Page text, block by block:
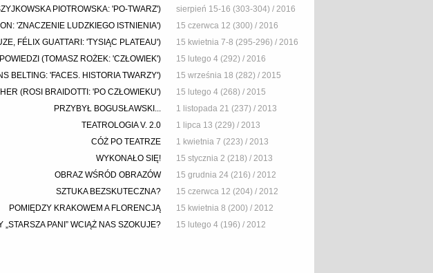
PIOTROWSKA: 'PO-TWARZ')
sierpień 15-16 (303-304) / 2016
'ZNACZENIE LUDZKIEGO ISTNIENIA')
15 czerwca 12 (300) / 2016
FÉLIX GUATTARI: 'TYSIĄC PLATEAU')
15 kwietnia 7-8 (295-296) / 2016
(TOMASZ ROŻEK: 'CZŁOWIEK')
15 lutego 4 (292) / 2016
BELTING: 'FACES. HISTORIA TWARZY')
15 września 18 (282) / 2015
(ROSI BRAIDOTTI: 'PO CZŁOWIEKU')
15 lutego 4 (268) / 2015
PRZYBYŁ BOGUSŁAWSKI...
1 listopada 21 (237) / 2013
TEATROLOGIA V. 2.0
1 lipca 13 (229) / 2013
CÓŻ PO TEATRZE
1 kwietnia 7 (223) / 2013
WYKONAŁO SIĘ!
15 stycznia 2 (218) / 2013
OBRAZ WŚRÓD OBRAZÓW
15 grudnia 24 (216) / 2012
SZTUKA BEZSKUTECZNA?
15 czerwca 12 (204) / 2012
POMIĘDZY KRAKOWEM A FLORENCJĄ
15 kwietnia 8 (200) / 2012
„STARSZA PANI” WCIĄŻ NAS SZOKUJE?
15 lutego 4 (196) / 2012